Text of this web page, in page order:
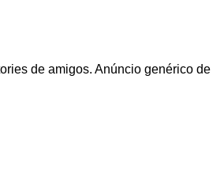
de amigos. Anúncio genérico de